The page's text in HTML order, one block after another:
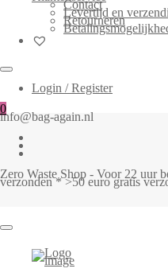
Contact
Levertijd en
Retourneren
Login / Register
0
info@bag-again.nl
Zero Waste Shop - Voor 22 uur
verzonden * >50 euro gratis